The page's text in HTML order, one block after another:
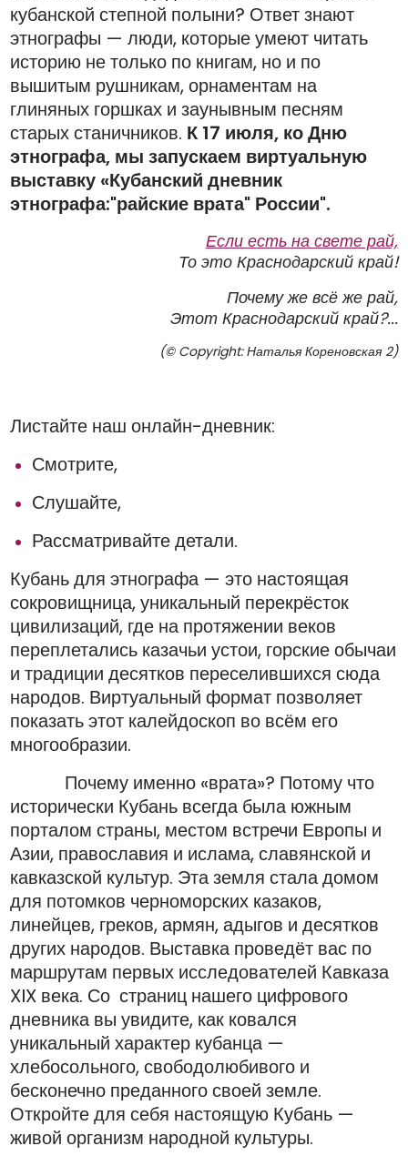
кубанской степной полыни? Ответ знают
этнографы — люди, которые умеют читать
историю не только по книгам, но и по
вышитым рушникам, орнаментам на
глиняных горшках и заунывным песням
старых станичников. К 17 июля, ко Дню
этнографа, мы запускаем виртуальную
выставку «Кубанский дневник
этнографа:"райские врата" России".
Если есть на свете рай,
То это Краснодарский край!
Почему же всё же рай,
Этот Краснодарский край?...
(© Copyright: Наталья Кореновская 2)
Листайте наш онлайн-дневник:
Смотрите,
Слушайте,
Рассматривайте детали.
Кубань для этнографа — это настоящая
сокровищница, уникальный перекрёсток
цивилизаций, где на протяжении веков
переплетались казачьи устои, горские обычаи
и традиции десятков переселившихся сюда
народов. Виртуальный формат позволяет
показать этот калейдоскоп во всём его
многообразии.
Почему именно «врата»? Потому что
исторически Кубань всегда была южным
порталом страны, местом встречи Европы и
Азии, православия и ислама, славянской и
кавказской культур. Эта земля стала домом
для потомков черноморских казаков,
линейцев, греков, армян, адыгов и десятков
других народов. Выставка проведёт вас по
маршрутам первых исследователей Кавказа
XIX века. Со страниц нашего цифрового
дневника вы увидите, как ковался
уникальный характер кубанца —
хлебосольного, свободолюбивого и
бесконечно преданного своей земле.
Откройте для себя настоящую Кубань —
живой организм народной культуры.